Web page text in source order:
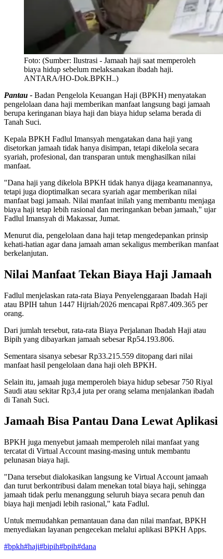
Foto: (Sumber: Ilustrasi - Jamaah haji saat memperoleh
biaya hidup sebelum melaksanakan ibadah haji.
ANTARA/HO-Dok.BPKH..)
Pantau - Badan Pengelola Keuangan Haji (BPKH) menyatakan
pengelolaan dana haji memberikan manfaat langsung bagi jamaah
berupa keringanan biaya haji dan biaya hidup selama berada di
Tanah Suci.
Kepala BPKH Fadlul Imansyah mengatakan dana haji yang
disetorkan jamaah tidak hanya disimpan, tetapi dikelola secara
syariah, profesional, dan transparan untuk menghasilkan nilai
manfaat.
"Dana haji yang dikelola BPKH tidak hanya dijaga keamanannya,
tetapi juga dioptimalkan secara syariah agar memberikan nilai
manfaat bagi jamaah. Nilai manfaat inilah yang membantu menjaga
biaya haji tetap lebih rasional dan meringankan beban jamaah," ujar
Fadlul Imansyah di Makassar, Jumat.
Menurut dia, pengelolaan dana haji tetap mengedepankan prinsip
kehati-hatian agar dana jamaah aman sekaligus memberikan manfaat
berkelanjutan.
Nilai Manfaat Tekan Biaya Haji Jamaah
Fadlul menjelaskan rata-rata Biaya Penyelenggaraan Ibadah Haji
atau BPIH tahun 1447 Hijriah/2026 mencapai Rp87.409.365 per
orang.
Dari jumlah tersebut, rata-rata Biaya Perjalanan Ibadah Haji atau
Bipih yang dibayarkan jamaah sebesar Rp54.193.806.
Sementara sisanya sebesar Rp33.215.559 ditopang dari nilai
manfaat hasil pengelolaan dana haji oleh BPKH.
Selain itu, jamaah juga memperoleh biaya hidup sebesar 750 Riyal
Saudi atau sekitar Rp3,4 juta per orang selama menjalankan ibadah
di Tanah Suci.
Jamaah Bisa Pantau Dana Lewat Aplikasi
BPKH juga menyebut jamaah memperoleh nilai manfaat yang
tercatat di Virtual Account masing-masing untuk membantu
pelunasan biaya haji.
"Dana tersebut dialokasikan langsung ke Virtual Account jamaah
dan turut berkontribusi dalam menekan total biaya haji, sehingga
jamaah tidak perlu menanggung seluruh biaya secara penuh dan
biaya haji menjadi lebih rasional," kata Fadlul.
Untuk memudahkan pemantauan dana dan nilai manfaat, BPKH
menyediakan layanan pengecekan melalui aplikasi BPKH Apps.
#bpkh#haji#bipih#bpih#dana